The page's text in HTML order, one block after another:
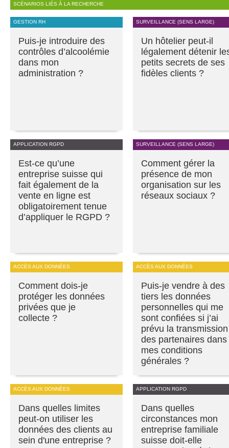
SCÉNARIOS LIÉS À LA RECHERCHE
GESTION RH
Puis-je introduire des
contrôles d’alcoolémie
dans mon
administration ?
SURVEILLANCE (SENS LARGE)
Un hôtelier peut-il
légalement détenir
petits secrets de ses
fidèles clients ?
APPLICATION RGPD
Est-ce qu’une
entreprise suisse qui
fait également de la
vente en ligne est
obligatoirement tenue
d’appliquer le RGPD ?
SURVEILLANCE (SENS LARGE)
Comment gérer la
présence de mon
organisation sur les
réseaux sociaux ?
ACCÈS AUX DONNÉES
Comment dois-je
protéger les données
privées que je
collecte ?
ACCÈS AUX DONNÉES
Puis-je vendre à des
tiers les données
personnelles qui me
sont confiées si j’ai
prévu la
des partenaires dans
mes conditions
générales ?
ACCÈS AUX DONNÉES
Dans quelles limites
peut-on utiliser les
données des clients au
sein d'une entreprise ?
APPLICATION RGPD
Dans quelles
circonstances mon
entreprise familiale
suisse doit-elle